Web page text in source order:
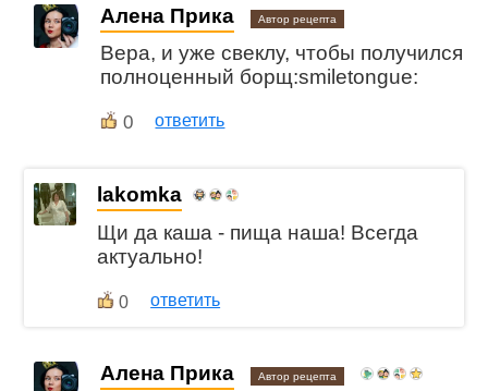
Алена Прика Автор рецепта
Вера, и уже свеклу, чтобы получился
полноценный борщ:smiletongue:
0 ответить
lakomka
Щи да каша - пища наша! Всегда
актуально!
0 ответить
Алена Прика Автор рецепта